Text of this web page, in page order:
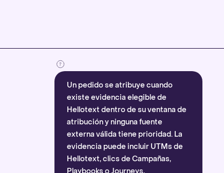
Un pedido se atribuye cuando
existe evidencia elegible de
Hellotext dentro de su ventana de
atribución y ninguna fuente
externa válida tiene prioridad. La
evidencia puede incluir UTMs de
Hellotext, clics de Campañas,